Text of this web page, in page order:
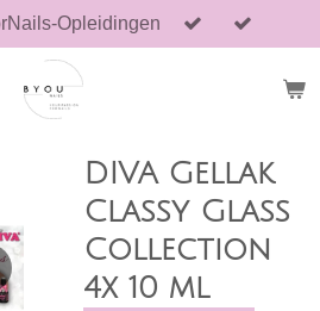
Opleidingen
DIVA Gellak
Classy Glass
Collection
4x 10 ml